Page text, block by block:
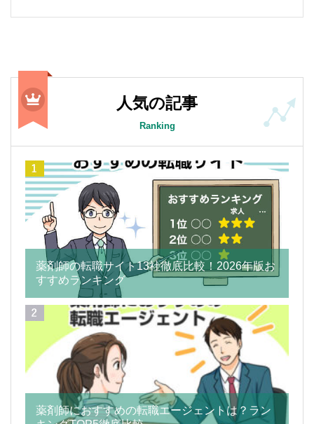
人気の記事
Ranking
薬剤師の転職サイト13社徹底比較！2026年版お
すすめランキング
薬剤師におすすめの転職エージェントは？ラン